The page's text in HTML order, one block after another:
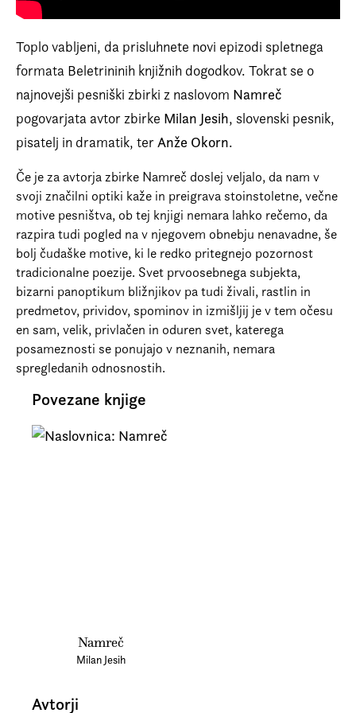
Foreign Rights
Toplo vabljeni, da prisluhnete novi epizodi spletnega
formata Beletrininih knjižnih dogodkov. Tokrat se o
najnovejši pesniški zbirki z naslovom Namreč
pogovarjata avtor zbirke Milan Jesih, slovenski pesnik,
pisatelj in dramatik, terAnže Okorn.
Če je za avtorja zbirke Namreč doslej veljalo, da nam v
svoji značilni optiki kaže in preigrava stoinstoletne, večne
motive pesništva, ob tej knjigi nemara lahko rečemo, da
razpira tudi pogled na v njegovem obnebju nenavadne, še
bolj čudaške motive, ki le redko pritegnejo pozornost
tradicionalne poezije. Svet prvoosebnega subjekta,
bizarni panoptikum bližnjikov pa tudi živali, rastlin in
predmetov, prividov, spominov in izmišljij je v tem očesu
en sam, velik, privlačen in oduren svet, katerega
posameznosti se ponujajo v neznanih, nemara
spregledanih odnosnostih.
Povezane knjige
Namreč
Milan Jesih
Avtorji